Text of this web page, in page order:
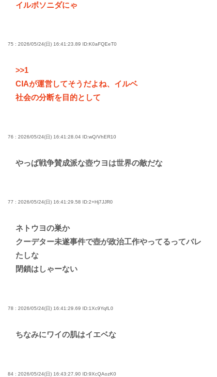
イルボソニダにゃ
75 : 2026/05/24(日) 16:41:23.89 ID:K0aFQEeT0
>>1
CIAが運営してそうだよね、イルベ
社会の分断を目的として
76 : 2026/05/24(日) 16:41:28.04 ID:wQ/VhER10
やっぱ戦争賛成派な壺ウヨは世界の敵だな
77 : 2026/05/24(日) 16:41:29.58 ID:2+Hj7JJR0
ネトウヨの巣か
クーデター未遂事件で壺が政治工作やってるってバレ
たしな
閉鎖はしゃーない
78 : 2026/05/24(日) 16:41:29.69 ID:1Xc9YqfL0
ちなみにワイの肌はイエベな
84 : 2026/05/24(日) 16:43:27.90 ID:9XcQAozK0